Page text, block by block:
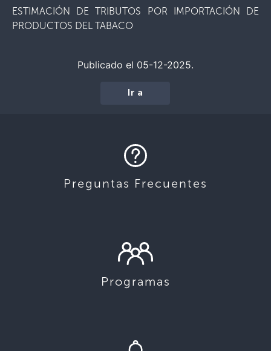
ESTIMACIÓN DE TRIBUTOS POR IMPORTACIÓN DE
PRODUCTOS DEL TABACO
Publicado el 05-12-2025.
Ir a
Preguntas Frecuentes
Programas